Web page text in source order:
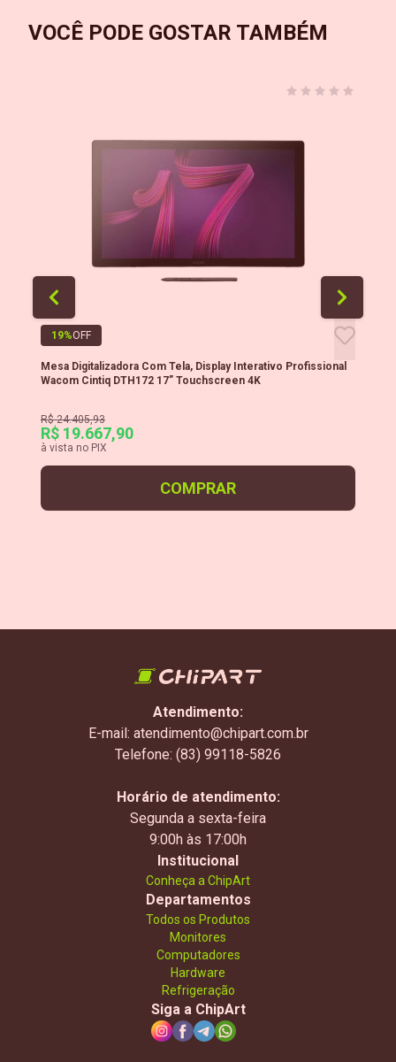
VOCÊ PODE GOSTAR TAMBÉM
19%OFF
Mesa Digitalizadora Com Tela, Display Interativo Profissional
Wacom Cintiq DTH172 17” Touchscreen 4K
R$ 24.405,93
R$ 19.667,90
à vista no PIX
COMPRAR
Atendimento:
E-mail: atendimento@chipart.com.br
Telefone: (83) 99118-5826
Horário de atendimento:
Segunda a sexta-feira
9:00h às 17:00h
Institucional
Conheça a ChipArt
Departamentos
Todos os Produtos
Monitores
Computadores
Hardware
Refrigeração
Siga a ChipArt